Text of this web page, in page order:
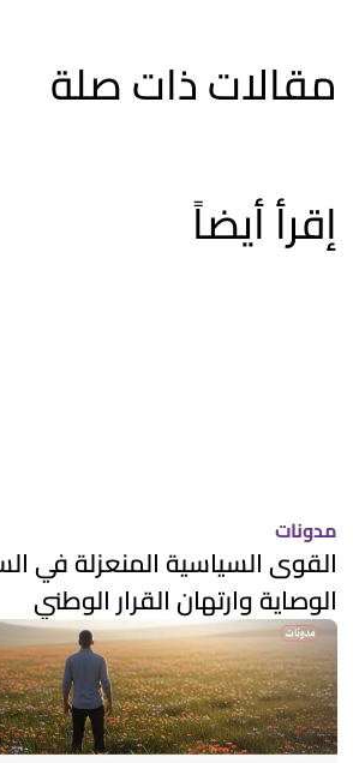
مقالات ذات صلة
إقرأ أيضاً
مدونات
القوى السياسية المنعزلة في
الوصاية وارتهان القرار الوطني